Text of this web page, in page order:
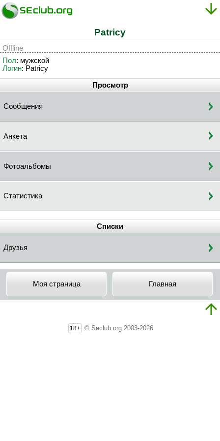
Patricy
Offline
Пол: мужской
Логин: Patricy
Просмотр
Сообщения
Анкета
Фотоальбомы
Статистика
Списки
Друзья
Моя страница Главная
18+ © Seclub.org 2003-2026